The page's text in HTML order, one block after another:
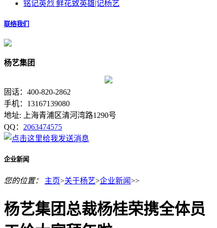
铭记英烈 鲜花致英雄|记杨艺
联络我们
杨艺集团
固话：400-820-2862
手机：13167139080
地址: 上海青浦区清河湾路1290号
QQ： 2063474575
企业新闻
您的位置： 主页>关于杨艺>企业新闻>>
杨艺集团总裁杨桂荣携全体员